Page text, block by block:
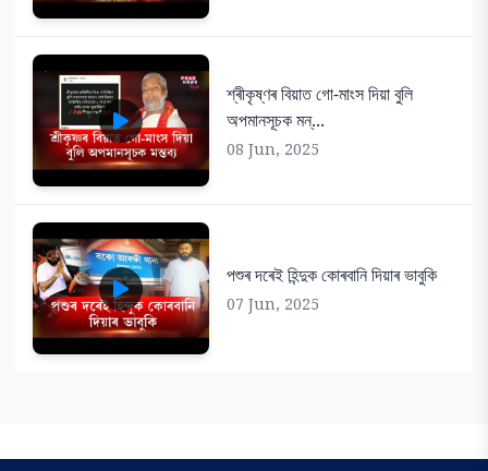
শ্ৰীকৃষ্ণৰ বিয়াত গো-মাংস দিয়া বুলি
অপমানসূচক মন্...
08 Jun, 2025
পশুৰ দৰেই হিন্দুক কোৰবানি দিয়াৰ ভাবুকি
07 Jun, 2025